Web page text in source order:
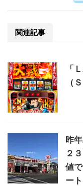
関連記事
「
（
昨
２
値
ー